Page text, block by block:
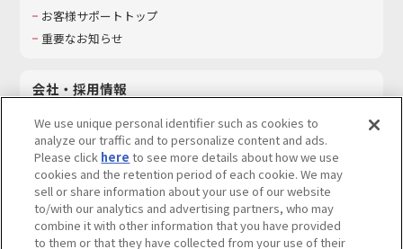
お客様サポートトップ
重要なお知らせ
会社・採用情報
採用情報
サステナビリティ
お問い合わせ
We use unique personal identifier such as cookies to
analyze our traffic and to personalize content and ads.
Please click here to see more details about how we use
cookies and the retention period of each cookie. We may
sell or share information about your use of our website
to/with our analytics and advertising partners, who may
combine it with other information that you have provided
to them or that they have collected from your use of their